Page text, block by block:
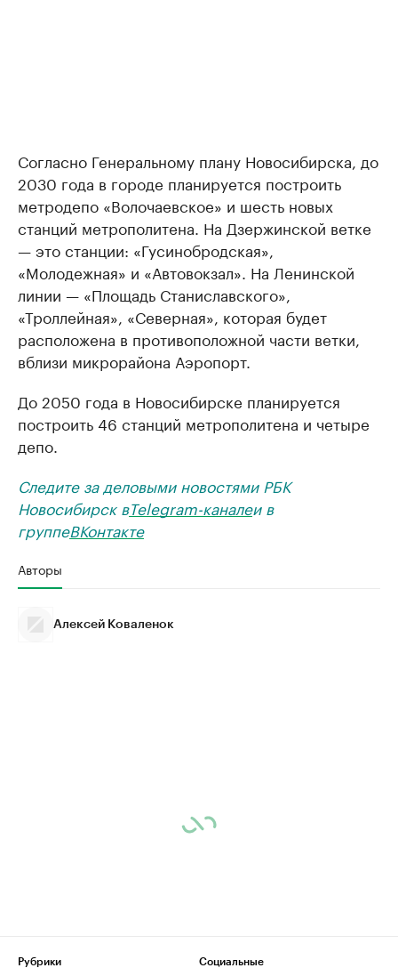
Согласно Генеральному плану Новосибирска, до
2030 года в городе планируется построить
метродепо «Волочаевское» и шесть новых
станций метрополитена. На Дзержинской ветке
— это станции: «Гусинобродская»,
«Молодежная» и «Автовокзал». На Ленинской
линии — «Площадь Станиславского»,
«Троллейная», «Северная», которая будет
расположена в противоположной части ветки,
вблизи микрорайона Аэропорт.
До 2050 года в Новосибирске планируется
построить 46 станций метрополитена и четыре
депо.
Следите за деловыми новостями РБК
Новосибирск вTelegram-каналеи в
группеВКонтакте
Авторы
Алексей Коваленок
Рубрики
Социальные